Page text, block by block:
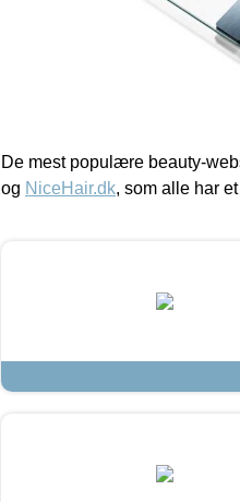
De mest populære beauty-
og NiceHair.dk, som alle har